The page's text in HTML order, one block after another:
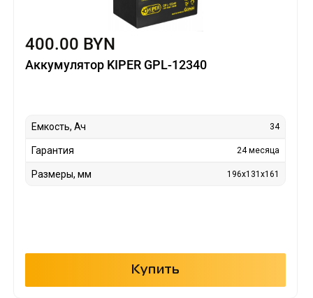
400.00 BYN
Аккумулятор KIPER GPL-12340
Емкость, Ач 34
Гарантия 24 месяца
Размеры, мм 196x131x161
Купить